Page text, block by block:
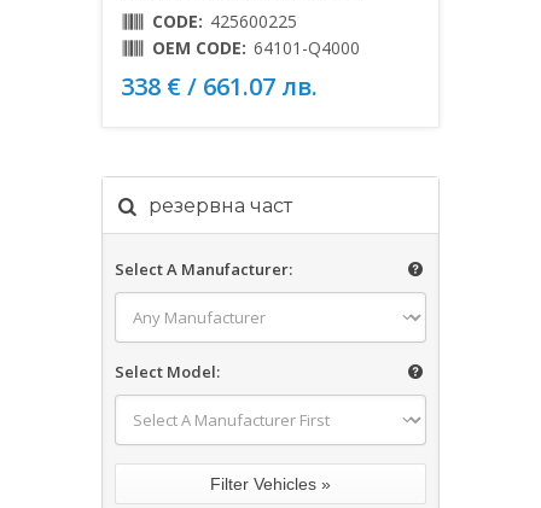
CODE: 425600225
OEM CODE: 64101-Q4000
338 € / 661.07 лв.
резервна част
Select A Manufacturer:
Select Model: